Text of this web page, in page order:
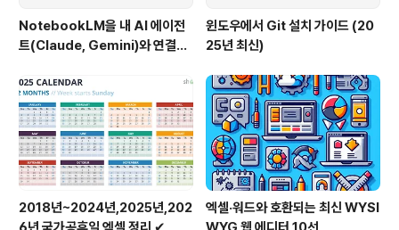
NotebookLM을 내 AI 에이전
트(Claude, Gemini)와 연결하
윈도우에서 Git 설치 가이드 (20
25년 최신)
2018년~2024년,2025년,202
엑셀·워드와 호환되는 최신 WYSI